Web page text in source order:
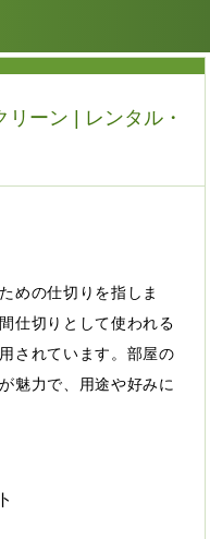
ーン | レンタル・
めの仕切りを指しま
仕切りとして使われる
されています。部屋の
魅力で、用途や好みに